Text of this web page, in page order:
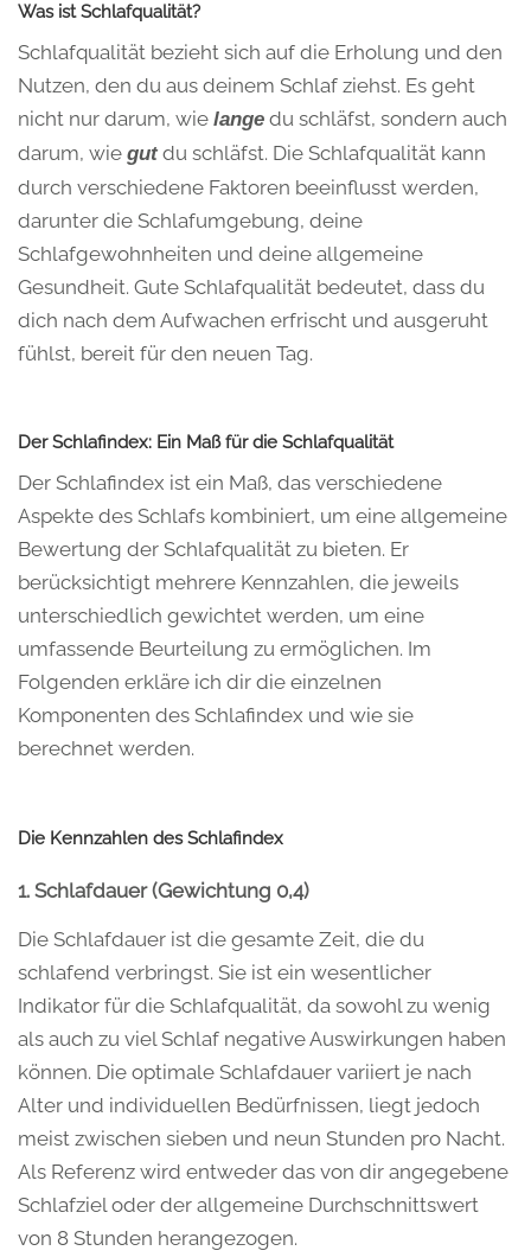
Was ist Schlafqualität?
Schlafqualität bezieht sich auf die Erholung und den
Nutzen, den du aus deinem Schlaf ziehst. Es geht
nicht nur darum, wie lange du schläfst, sondern auch
darum, wie gutdu schläfst. Die Schlafqualität kann
durch verschiedene Faktoren beeinflusst werden,
darunter die Schlafumgebung, deine
Schlafgewohnheiten und deine allgemeine
Gesundheit. Gute Schlafqualität bedeutet, dass du
dich nach dem Aufwachen erfrischt und ausgeruht
fühlst, bereit für den neuen Tag.
Der Schlafindex: Ein Maß für die Schlafqualität
Der Schlafindex ist ein Maß, das verschiedene
Aspekte des Schlafs kombiniert, um eine allgemeine
Bewertung der Schlafqualität zu bieten. Er
berücksichtigt mehrere Kennzahlen, die jeweils
unterschiedlich gewichtet werden, um eine
umfassende Beurteilung zu ermöglichen. Im
Folgenden erkläre ich dir die einzelnen
Komponenten des Schlafindex und wie sie
berechnet werden.
Die Kennzahlen des Schlafindex
1. Schlafdauer (Gewichtung 0,4)
Die Schlafdauer ist die gesamte Zeit, die du
schlafend verbringst. Sie ist ein wesentlicher
Indikator für die Schlafqualität, da sowohl zu wenig
als auch zu viel Schlaf negative Auswirkungen haben
können. Die optimale Schlafdauer variiert je nach
Alter und individuellen Bedürfnissen, liegt jedoch
meist zwischen sieben und neun Stunden pro Nacht.
Als Referenz wird entweder das von dir angegebene
Schlafziel oder der allgemeine Durchschnittswert
von 8 Stunden herangezogen.